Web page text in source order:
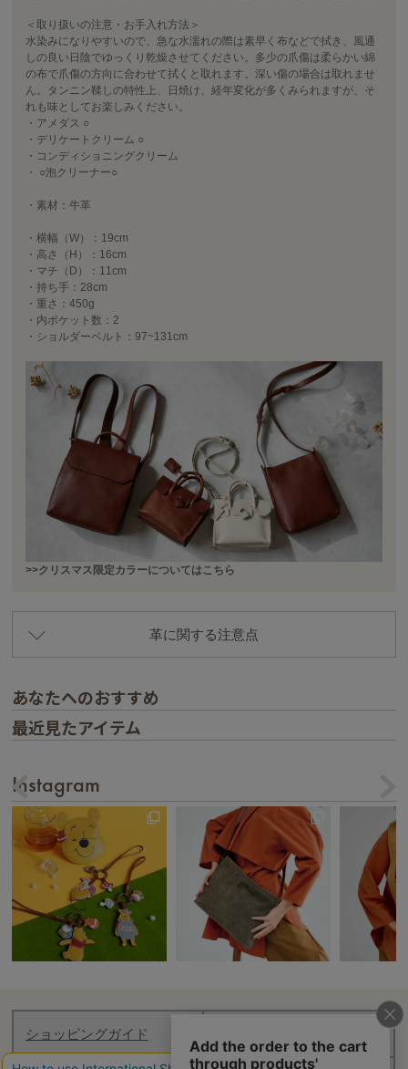
＜取り扱いの注意・お手入れ方法＞
水染みになりやすいので、急な水濡れの際は素早く布などで拭き、風通
しの良い日陰でゆっくり乾燥させてください。多少の爪傷は柔らかい綿
の布で爪傷の方向に合わせて拭くと取れます。深い傷の場合は取れませ
ん。タンニン鞣しの特性上、日焼け、経年変化が多くみられますが、そ
れも味としてお楽しみください。
・アメダス ○
・デリケートクリーム ○
・コンディショニングクリーム
・ ○泡クリーナー○
・素材：牛革
・横幅（W）：19cm
・高さ（H）：16cm
・マチ（D）：11cm
・持ち手：28cm
・重さ：450g
・内ポケット数：2
・ショルダーベルト：97~131cm
>>クリスマス限定カラーについてはこちら
革に関する注意点
あなたへのおすすめ
最近見たアイテム
Instagram
ショッピングガイド